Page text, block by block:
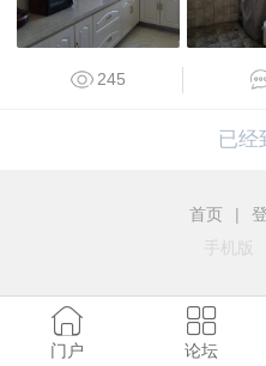
245
已经
首页 |
手机版
门户 论坛